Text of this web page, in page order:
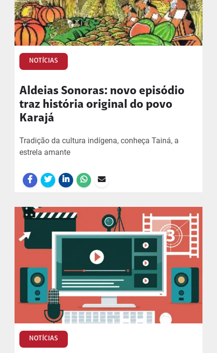
NOTÍCIAS
Aldeias Sonoras: novo episódio
traz história original do povo
Karajá
Tradição da cultura indígena, conheça Tainá, a
estrela amante
NOTÍCIAS